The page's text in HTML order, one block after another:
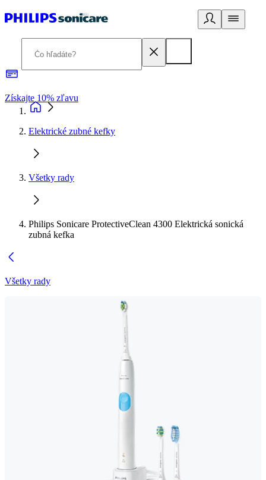
Získajte 10% zľavu
Elektrické zubné kefky
Všetky rady
Philips Sonicare ProtectiveClean 4300 Elektrická sonická
zubná kefka
Všetky rady